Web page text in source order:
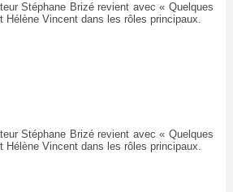
Stéphane Brizé revient avec « Quelques
Hélène Vincent dans les rôles principaux.
Stéphane Brizé revient avec « Quelques
Hélène Vincent dans les rôles principaux.